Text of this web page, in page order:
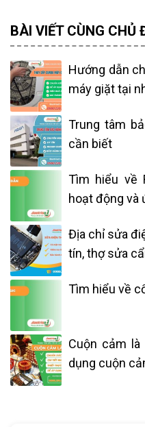
BÀI VIẾT CÙNG CHỦ
Hướng dẫn
máy giặt tại
Trung tâm
cần biết
Tìm hiểu về
hoạt động và
Địa chỉ sửa
tín, thợ sửa
Tìm hiểu về
Cuộn cảm là
dụng cuộn